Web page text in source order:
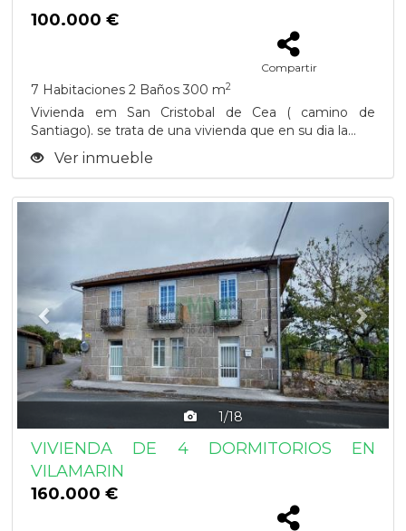
100.000 €
Compartir
7 Habitaciones 2 Baños 300 m2
Vivienda em San Cristobal de Cea ( camino de
Santiago). se trata de una vivienda que en su dia la...
Ver inmueble
1/18
VIVIENDA DE 4 DORMITORIOS EN
VILAMARIN
160.000 €